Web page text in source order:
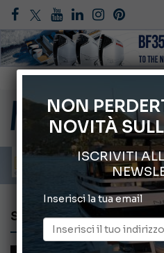
Gommoni
66° Salone Nautico
Svelati i
Cannes Yachting Festival
Montecristo
SHIP CONTROL
NON
NOVITÀ
ISCRIVITI
Inserisci la tua email